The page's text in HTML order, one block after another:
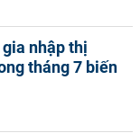
nhập thị
tháng 7 biến